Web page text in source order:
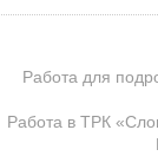
Работа для
Работа в ТРК